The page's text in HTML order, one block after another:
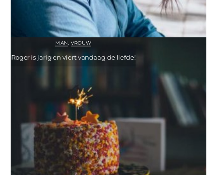
MAN, VROUW
Roger is jarig en viert vandaag de liefde!